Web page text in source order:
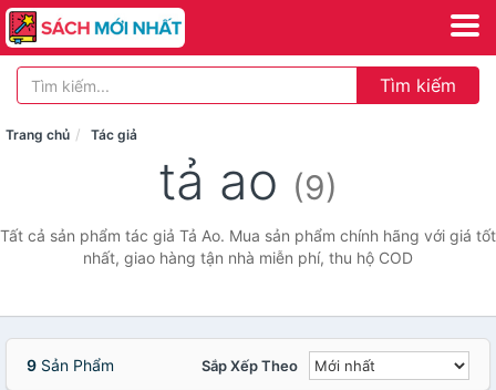
Tìm kiếm
Trang chủ Tác giả
tả ao (9)
Tất cả sản phẩm tác giả Tả Ao. Mua sản phẩm chính hãng với giá tốt
nhất, giao hàng tận nhà miễn phí, thu hộ COD
9 Sản Phẩm Sắp Xếp Theo